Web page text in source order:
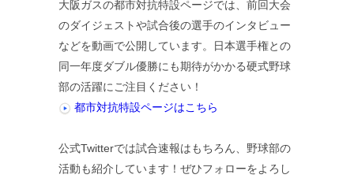
大阪ガスの都市対抗特設ページでは、前回大会
のダイジェストや試合後の選手のインタビュー
などを動画で公開しています。日本選手権との
同一年度ダブル優勝にも期待がかかる硬式野球
部の活躍にご注目ください！
都市対抗特設ページはこちら
公式Twitterでは試合速報はもちろん、野球部の
活動も紹介しています！ぜひフォローをよろし